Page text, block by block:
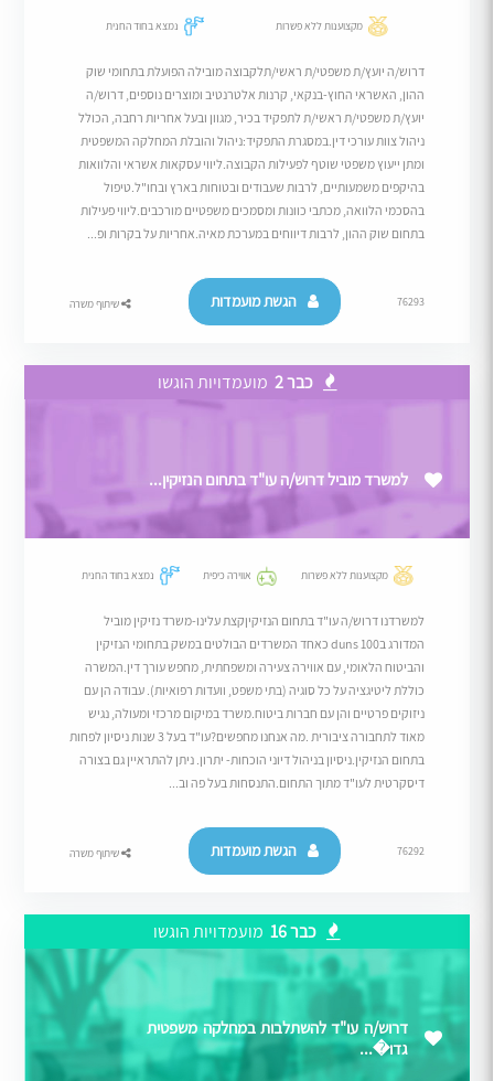
מקצוענות ללא פשרות נמצא בחוד החנית
דרוש/ה יועץ/ת משפטי/ת ראשי/תלקבוצה מובילה הפועלת בתחומי שוק
ההון, האשראי החוץ-בנקאי, קרנות אלטרנטיב ומוצרים נוספים, דרוש/ה
יועץ/ת משפטי/ת ראשי/ת לתפקיד בכיר, מגוון ובעל אחריות רחבה, הכולל
ניהול צוות עורכי דין.במסגרת התפקיד:ניהול והובלת המחלקה המשפטית
ומתן ייעוץ משפטי שוטף לפעילות הקבוצה.ליווי עסקאות אשראי והלוואות
בהיקפים משמעותיים, לרבות שעבודים ובטוחות בארץ ובחו"ל.טיפול
בהסכמי הלוואה, מכתבי כוונות ומסמכים משפטיים מורכבים.ליווי פעילות
בתחום שוק ההון, לרבות דיווחים במערכת מאיה.אחריות על בקרות ופ...
76293 הגשת מועמדות שיתוף משרה
כבר 2 מועמדויות הוגשו
למשרד מוביל דרוש/ה עו"ד בתחום הנזיקין...
מקצוענות ללא פשרות אווירה כיפית נמצא בחוד החנית
למשרדנו דרוש/ה עו"ד בתחום הנזיקיןקצת עלינו-משרד נזיקין מוביל
המדורג בduns 100 כאחד המשרדים הבולטים במשק בתחומי הנזיקין
והביטוח הלאומי, עם אווירה צעירה ומשפחתית, מחפש עורך דין.המשרה
כוללת ליטיגציה על כל סוגיה (בתי משפט, וועדות רפואיות). עבודה הן עם
ניזוקים פרטיים והן עם חברות ביטוח.משרד במיקום מרכזי ומעולה, נגיש
מאוד לתחבורה ציבורית .מה אנחנו מחפשים?עו"ד בעל 3 שנות ניסיון לפחות
בתחום הנזיקין.ניסיון בניהול דיוני הוכחות- יתרון. ניתן להתראיין גם בצורה
דיסקרטית לעו"ד מתוך התחום.התנסחות בעל פה וב...
76292 הגשת מועמדות שיתוף משרה
כבר 16 מועמדויות הוגשו
דרוש/ה עו"ד להשתלבות במחלקה משפטית
גדו�...